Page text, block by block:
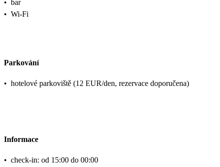
•
bar
• Wi-Fi
Parkování
• hotelové parkoviště (12 EUR/den, rezervace doporučena)
Informace
• check-in: od 15:00 do 00:00